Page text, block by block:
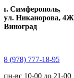
г. Симферополь,
ул. Никанорова, 4Ж
Виноград
8 (978) 777-18-95
пн-вс 10-00 до 21-00